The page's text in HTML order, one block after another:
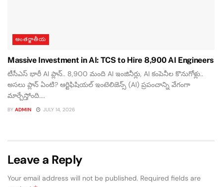
అంతర్జాతీయ
Massive Investment in AI: TCS to Hire 8,900 AI Engineers
టీసీఎస్ భారీ AI ప్లాన్.. 8,900 మంది AI ఇంజినీర్లు, AI కంపెనీల కొనుగోళ్లు..
అసలు ప్లాన్ ఏంటి? ఆర్టిఫిషియల్ ఇంటెలిజెన్స్ (AI) ప్రపంచాన్ని వేగంగా
మార్చేస్తోంది....
BY ADMIN JULY 14, 2026
Leave a Reply
Your email address will not be published. Required fields are